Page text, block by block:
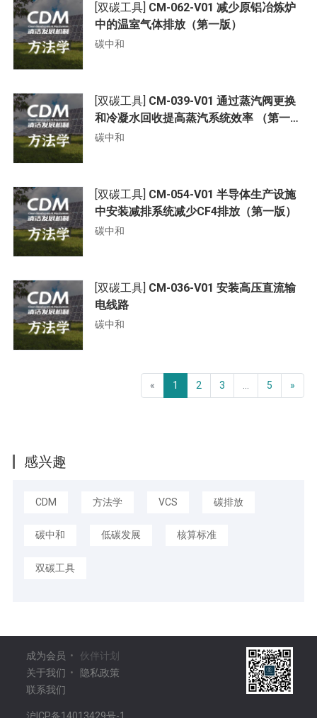
[双碳工具] CM-062-V01 减少原铝冶炼炉
中的温室气体排放（第一版）
碳中和
[双碳工具] CM-039-V01 通过蒸汽阀更换
和冷凝水回收提高蒸汽系统效率 （第一
版）
碳中和
[双碳工具] CM-054-V01 半导体生产设施
中安装减排系统减少CF4排放（第一版）
碳中和
[双碳工具] CM-036-V01 安装高压直流输
电线路
碳中和
« 1 2 3 5 »
感兴趣
CDM 方法学 VCS 碳排放
碳中和 低碳发展 核算标准
双碳工具
成为会员 •
伙伴计划
关于我们 •
隐私政策
联系我们
沪ICP备14013429号-1